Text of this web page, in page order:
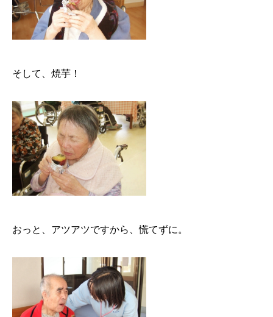
そして、焼芋！
おっと、アツアツですから、慌てずに。